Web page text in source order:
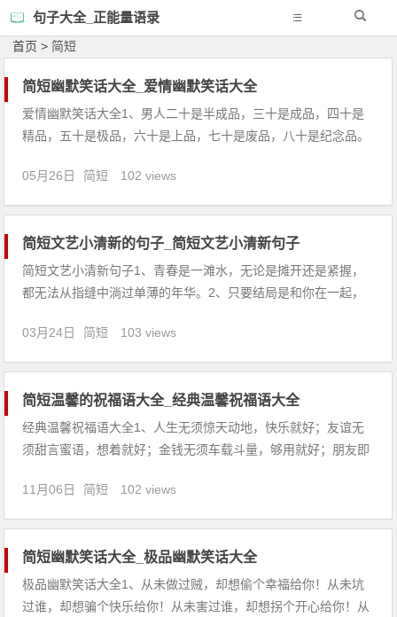
句子大全_正能量语录
首页 > 简短
简短幽默笑话大全_爱情幽默笑话大全
爱情幽默笑话大全1、男人二十是半成品，三十是成品，四十是
精品，五十是极品，六十是上品，七十是废品，八十是纪念品。
单逗留。我心为你愁，我泪为你流，你永远是我所有。3、蓝蓝
的天空飘着雪花，漂亮的皮鞋漏着脚丫，你我的相识是个神话，
05月26日 简短 102 views
简短文艺小清新的句子_简短文艺小清新句子
简短文艺小清新句子1、青春是一滩水，无论是摊开还是紧握，
都无法从指缝中淌过单薄的年华。2、只要结局是和你在一起，
抗。4、靠山山会倒，靠水水会流，靠自己永远不倒。5、带着感
恩的心启程，学会爱，爱父母，爱自己，爱朋友，爱他人。6、
03月24日 简短 103 views
简短温馨的祝福语大全_经典温馨祝福语大全
经典温馨祝福语大全1、人生无须惊天动地，快乐就好；友谊无
须甜言蜜语，想着就好；金钱无须车载斗量，够用就好；朋友即
起时间的链子；用开心的布料，缀上生活的补丁；用心情的筛
子，滤掉烦恼的沙子；用收获的石子，垒起幸福的大厦。3、甜
11月06日 简短 102 views
简短幽默笑话大全_极品幽默笑话大全
极品幽默笑话大全1、从未做过贼，却想偷个幸福给你！从未坑
过谁，却想骗个快乐给你！从未害过谁，却想拐个开心给你！从